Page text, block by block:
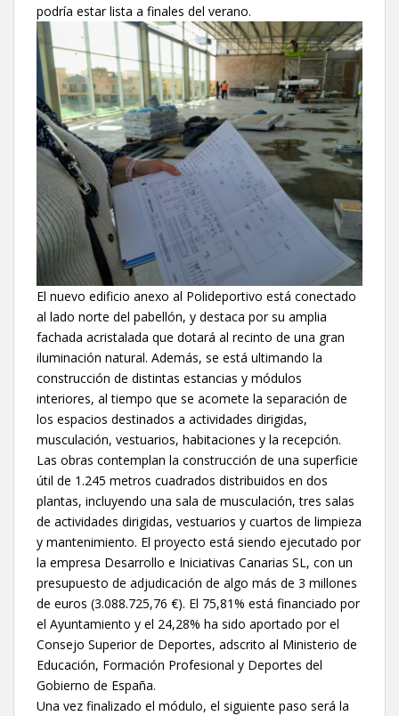
podría estar lista a finales del verano.
El nuevo edificio anexo al Polideportivo está conectado
al lado norte del pabellón, y destaca por su amplia
fachada acristalada que dotará al recinto de una gran
iluminación natural. Además, se está ultimando la
construcción de distintas estancias y módulos
interiores, al tiempo que se acomete la separación de
los espacios destinados a actividades dirigidas,
musculación, vestuarios, habitaciones y la recepción.
Las obras contemplan la construcción de una superficie
útil de 1.245 metros cuadrados distribuidos en dos
plantas, incluyendo una sala de musculación, tres salas
de actividades dirigidas, vestuarios y cuartos de limpieza
y mantenimiento. El proyecto está siendo ejecutado por
la empresa Desarrollo e Iniciativas Canarias SL, con un
presupuesto de adjudicación de algo más de 3 millones
de euros (3.088.725,76 €). El 75,81% está financiado por
el Ayuntamiento y el 24,28% ha sido aportado por el
Consejo Superior de Deportes, adscrito al Ministerio de
Educación, Formación Profesional y Deportes del
Gobierno de España.
Una vez finalizado el módulo, el siguiente paso será la